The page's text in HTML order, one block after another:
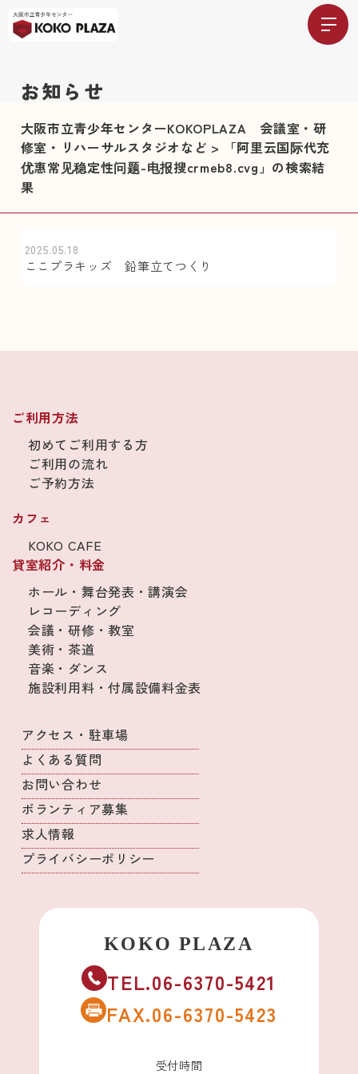
お知らせ
大阪市立青少年センターKOKOPLAZA 会議室・研
修室・リハーサルスタジオなど >
「阿里云国际代充
优惠常见稳定性问题-电报搜crmeb8.cvg」の検索結
果
2025.05.18
ここプラキッズ 鉛筆立てつくり
ご利用方法
初めてご利用する方
ご利用の流れ
ご予約方法
カフェ
KOKO CAFE
貸室紹介・料金
ホール・舞台発表・講演会
レコーディング
会議・研修・教室
美術・茶道
音楽・ダンス
施設利用料・付属設備料金表
アクセス・駐車場
よくある質問
お問い合わせ
ボランティア募集
求人情報
プライバシーポリシー
TEL.06-6370-5421
FAX.06-6370-5423
受付時間